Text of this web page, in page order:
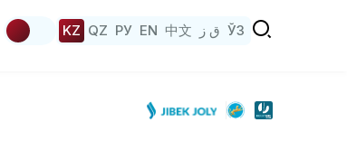
KZ QZ РУ EN 中文 ق ز ЎЗ